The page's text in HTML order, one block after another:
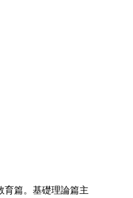
篇。基礎理論篇主